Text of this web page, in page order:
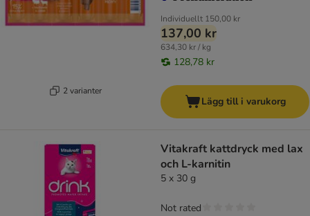
2 varianter
Individuellt 150,00 kr
137,00 kr
634,30 kr / kg
128,78 kr
Lägg till i varukorg
Vitakraft kattdryck med lax
och L-karnitin
5 x 30 g
Not rated